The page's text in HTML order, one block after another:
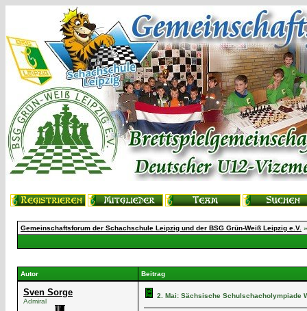
Gemeinschaftsforum der Schachschule Leipzig und der BSG Grün-Weiß Leipzig e.V.
Autor Beitrag
Sven Sorge
Admiral
2. Mai: Sächsische Schulschacholympiade